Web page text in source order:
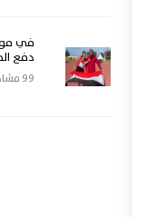
في
دفع
99 مشاهدة